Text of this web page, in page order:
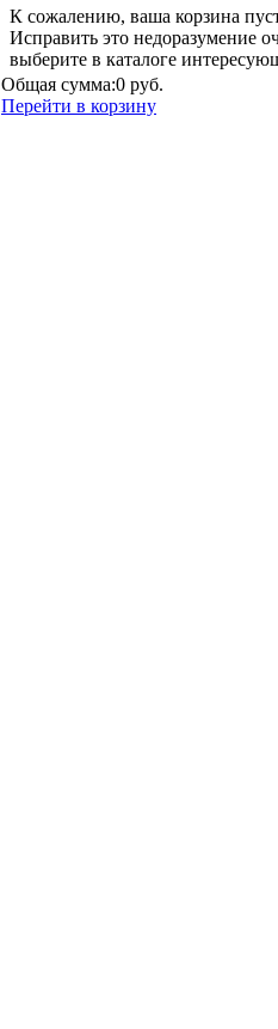
К сожалению, ваша корзина
Исправить это недоразумение
выберите в каталоге
Общая сумма:0 руб.
Перейти в корзину